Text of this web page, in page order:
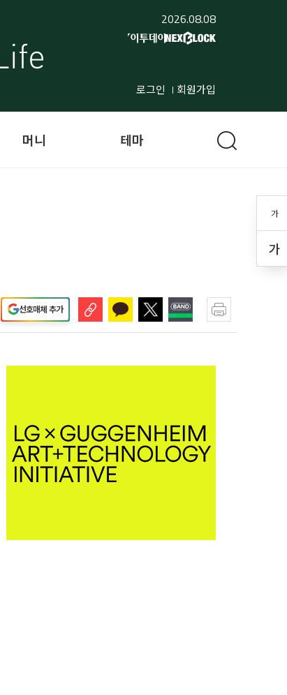
2026.08.08
로그인 회원가입
가
가
머니 테마
선호매체 추가